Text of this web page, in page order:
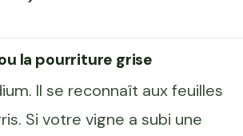
la pourriture grise
Il se reconnaît aux feuilles
Si votre vigne a subi une